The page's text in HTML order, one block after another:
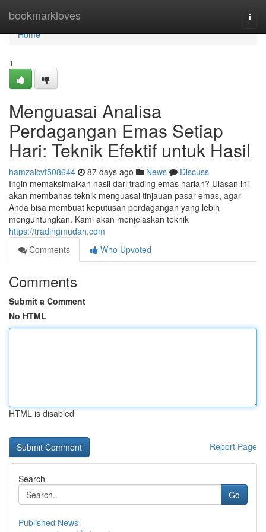
bookmarkloves
Home
Home
1
Menguasai Analisa
Perdagangan Emas Setiap
Hari: Teknik Efektif untuk Hasil
hamzaicvf508644 87 days ago News
Discuss
Ingin memaksimalkan hasil dari trading emas harian? Ulasan ini
akan membahas teknik menguasai tinjauan pasar emas, agar
Anda bisa membuat keputusan perdagangan yang lebih
menguntungkan. Kami akan menjelaskan teknik
https://tradingmudah.com
Comments
Who Upvoted
Comments
Submit a Comment
No HTML
HTML is disabled
Report Page
Search
Go
Published News